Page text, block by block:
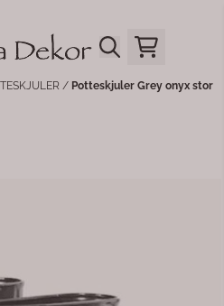
/ Potteskjuler Grey onyx stor